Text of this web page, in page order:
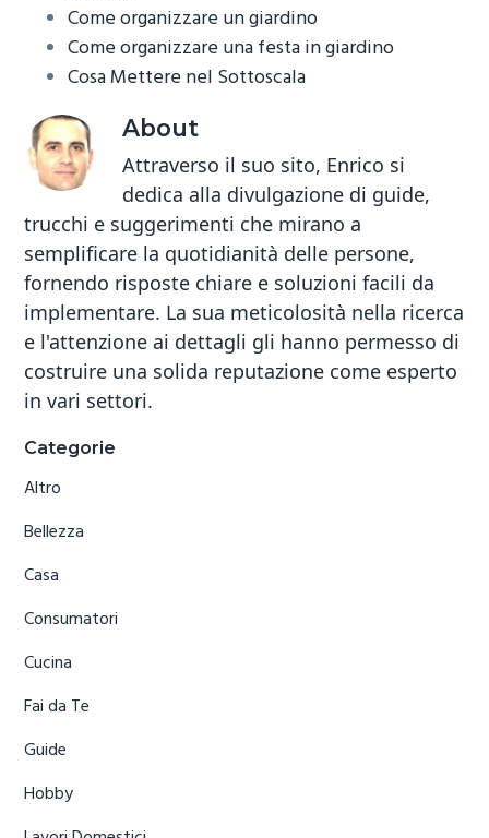
Come organizzare un giardino
Come organizzare una festa in giardino
Cosa Mettere nel Sottoscala
About
Attraverso il suo sito, Enrico si
dedica alla divulgazione di guide,
trucchi e suggerimenti che mirano a
semplificare la quotidianità delle persone,
fornendo risposte chiare e soluzioni facili da
implementare. La sua meticolosità nella ricerca
e l'attenzione ai dettagli gli hanno permesso di
costruire una solida reputazione come esperto
in vari settori.
Primary
Sidebar
Categorie
Altro
Bellezza
Casa
Consumatori
Cucina
Fai da Te
Guide
Hobby